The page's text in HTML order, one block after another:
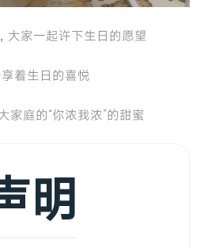
大家一起许下生日的愿望
着生日的喜悦
家庭的“你浓我浓”的甜蜜
明